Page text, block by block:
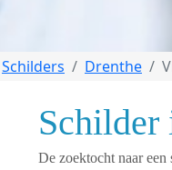
Schilders Drenthe
Schilder
De zoektocht naar